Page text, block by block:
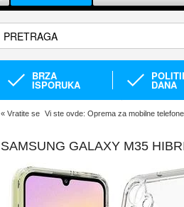
BRZA
ISPORUKA DANA
« Vratite se Vi ste ovde: Oprema za mobilne telefone
SAMSUNG GALAXY M35